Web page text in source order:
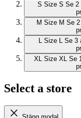
S Size S Se 2
M Size M Se
L Size L Se 3
XL Size XL Se
Select a store